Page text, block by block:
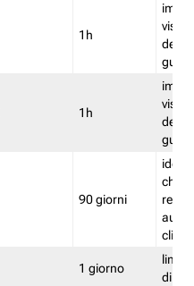
1h
della
1h
della
90 giorni
che
rete
clienti
1 giorno
limita
di